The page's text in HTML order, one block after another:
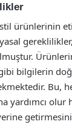
ürünlerinin
bilgilerin
Bu,
yardımcı